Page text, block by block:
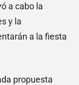
a cabo la
y la
a la fiesta
propuesta